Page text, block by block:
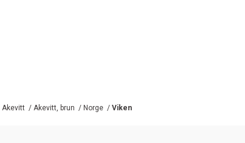
Akevitt / Akevitt, brun / Norge / Viken